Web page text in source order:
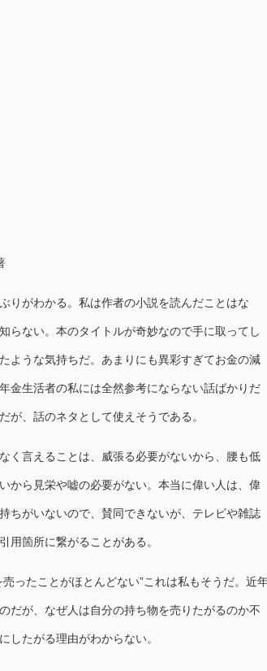
りがわかる。私は作者の小説を読んだことはな
らない。本のタイトルが奇妙なので手に取ってし
ような気持ちだ。あまりにも異彩すぎてお金の減
金生活者の私には全然参考にならない話ばかりだ
が、話のネタとして使えそうである。
く言えることは、威張る必要がないから、腰も低
から見栄や嘘の必要がない。本当に偉い人は、偉
ちがいないので、賛同できないが、テレビや雑誌
用箇所に繋がることがある。
ったことがほとんどない”これは私もそうだ。近
だが、なぜ人は自分の持ち物を売りたがるのか不
したがる理由がわからない。